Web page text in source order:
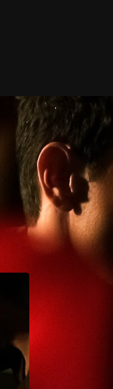
รายละเอียด